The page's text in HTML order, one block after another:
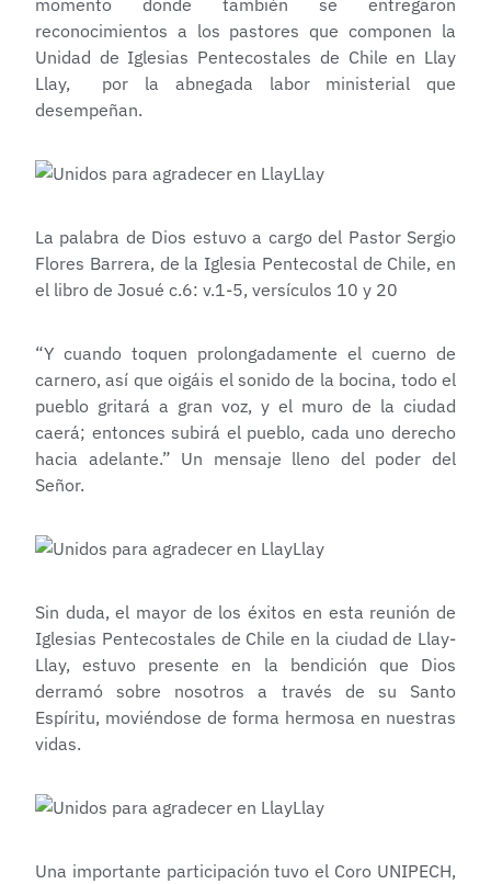
momento donde también se entregaron
reconocimientos a los pastores que componen la
Unidad de Iglesias Pentecostales de Chile en Llay
Llay, por la abnegada labor ministerial que
desempeñan.
La palabra de Dios estuvo a cargo del Pastor Sergio
Flores Barrera, de la Iglesia Pentecostal de Chile, en
el libro de Josué c.6: v.1-5, versículos 10 y 20
“Y cuando toquen prolongadamente el cuerno de
carnero, así que oigáis el sonido de la bocina, todo el
pueblo gritará a gran voz, y el muro de la ciudad
caerá; entonces subirá el pueblo, cada uno derecho
hacia adelante.” Un mensaje lleno del poder del
Señor.
Sin duda, el mayor de los éxitos en esta reunión de
Iglesias Pentecostales de Chile en la ciudad de Llay-
Llay, estuvo presente en la bendición que Dios
derramó sobre nosotros a través de su Santo
Espíritu, moviéndose de forma hermosa en nuestras
vidas.
Una importante participación tuvo el Coro UNIPECH,